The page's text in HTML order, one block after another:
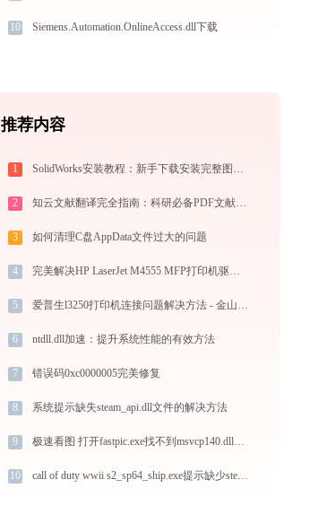
10 Siemens.Automation.OnlineAccess.dll下载
推荐内容
1 SolidWorks安装教程：新手下载安装完整图文指南
2 知云文献翻译完全指南：科研必备PDF文献翻译与双语对照阅读效率工具（2026最新）
3 如何清理C盘AppData文件过大的问题
4 完美解决HP LaserJet M4555 MFP打印机驱动安装困扰，全面下载安装教程
5 爱普生l3250打印机连接问题解决方法 - 金山毒霸
6 ntdll.dll加速：提升系统性能的有效方法
7 错误码0xc0000005完美修复
8 系统提示缺失steam_api.dll文件的解决方法
9 极速看图 打开fastpic.exe找不到msvcp140.dll怎么办
10 call of duty wwii s2_sp64_ship.exe提示缺少steam_api64c.dll文件的解决办法